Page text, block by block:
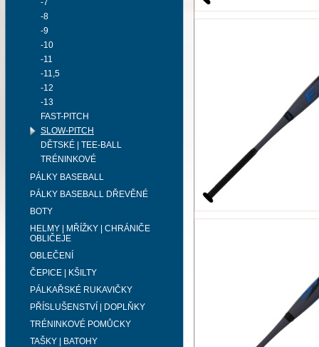
-7
-8
-9
-10
-11
-11,5
-12
-13
FAST-PITCH
SLOW-PITCH
DĚTSKÉ | TEE-BALL
TRÉNINKOVÉ
PÁLKY BASEBALL
PÁLKY BASEBALL DŘEVĚNÉ
BOTY
HELMY | MŘÍŽKY | CHRÁNIČE
OBLIČEJE
OBLEČENÍ
ČEPICE | KŠILTY
PÁLKAŘSKÉ RUKAVIČKY
PŘÍSLUŠENSTVÍ | DOPLŇKY
TRÉNINKOVÉ POMŮCKY
TAŠKY | BATOHY